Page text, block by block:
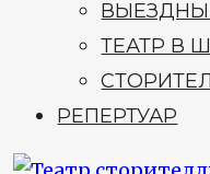
ТЕАТР В
РЕПЕРТУАР